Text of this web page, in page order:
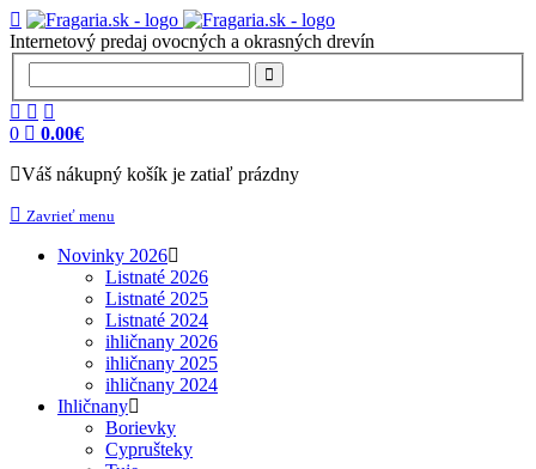
Internetový predaj ovocných a okrasných drevín
0
0.00€
Váš nákupný košík je zatiaľ prázdny
Zavrieť menu
Novinky 2026
Listnaté 2026
Listnaté 2025
Listnaté 2024
ihličnany 2026
ihličnany 2025
ihličnany 2024
Ihličnany
Borievky
Cyprušteky